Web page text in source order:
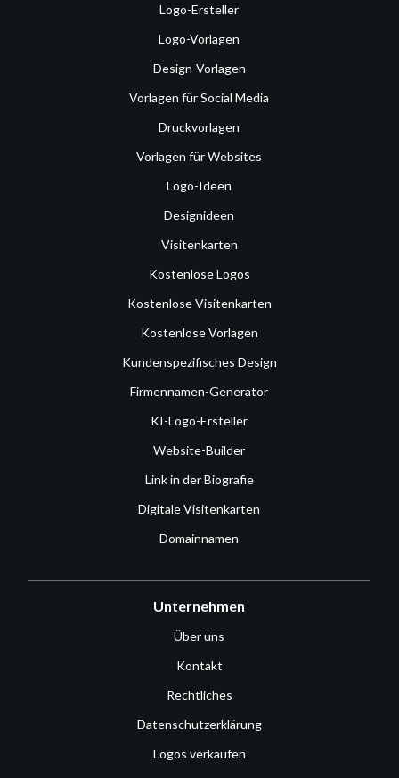
Logo-Ersteller
Logo-Vorlagen
Design-Vorlagen
Vorlagen für Social Media
Druckvorlagen
Vorlagen für Websites
Logo-Ideen
Designideen
Visitenkarten
Kostenlose Logos
Kostenlose Visitenkarten
Kostenlose Vorlagen
Kundenspezifisches Design
Firmennamen-Generator
KI-Logo-Ersteller
Website-Builder
Link in der Biografie
Digitale Visitenkarten
Domainnamen
Unternehmen
Über uns
Kontakt
Rechtliches
Datenschutzerklärung
Logos verkaufen